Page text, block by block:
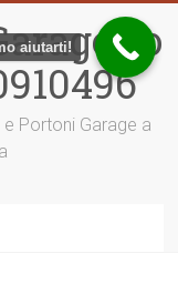
Portoni Garage a
aiutarti!